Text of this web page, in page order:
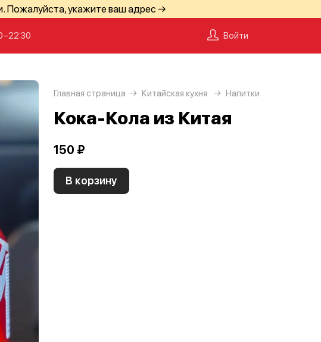
Пожалуйста, укажите ваш адрес →
Войти
Главная страница Китайская кухня Напитки
Кока-Кола из Китая
150 ₽
В корзину